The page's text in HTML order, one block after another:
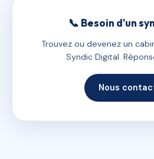
📞 Besoin d'un
Trouvez ou devenez un
Syndic Digital.
Nous